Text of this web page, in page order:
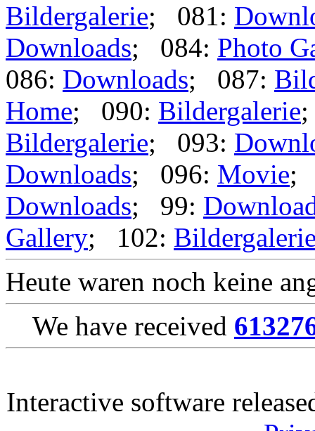
Bildergalerie; 081:
Downloads; 084: Photo
086: Downloads; 087:
Home; 090: Bildergalerie
Bildergalerie; 093:
Downloads; 096: Movie;
Downloads; 99:
Gallery; 102:
Heute waren noch keine
We have received
Interactive software